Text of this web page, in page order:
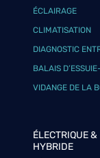
ÉCLAIRAGE
CLIMATISATION
DIAGNOSTIC
BALAIS
VIDANGE DE LA
ÉLECTRIQUE &
HYBRIDE